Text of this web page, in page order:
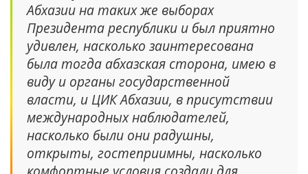
Абхазии на таких же выборах
Президента республики и был приятно
удивлен, насколько заинтересована
была тогда абхазская сторона, имею в
виду и органы государственной
власти, и ЦИК Абхазии, в присутствии
международных наблюдателей,
насколько были они радушны,
открыты, гостеприимны, насколько